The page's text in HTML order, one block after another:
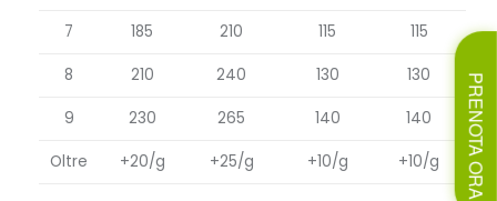
7 185 210 115 115
8 210 240 130 130
9 230 265 140 140
Oltre +20/g +25/g +10/g +10/g PRENOTA ORA